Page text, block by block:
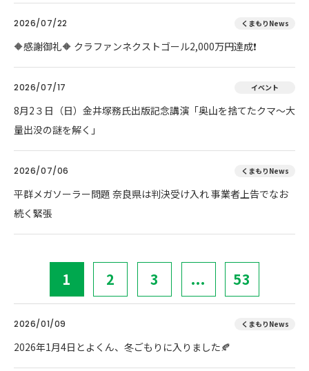
2026/07/22 くまもりNews
🔶感謝御礼🔶 クラファンネクストゴール2,000万円達成❗
2026/07/17 イベント
8月2３日（日）金井塚務氏出版記念講演「奥山を捨てたクマ～大
量出没の謎を解く」
2026/07/06 くまもりNews
平群メガソーラー問題 奈良県は判決受け入れ 事業者上告でなお
続く緊張
1 2 3 ... 53
2026/01/09 くまもりNews
2026年1月4日とよくん、冬ごもりに入りました🍂